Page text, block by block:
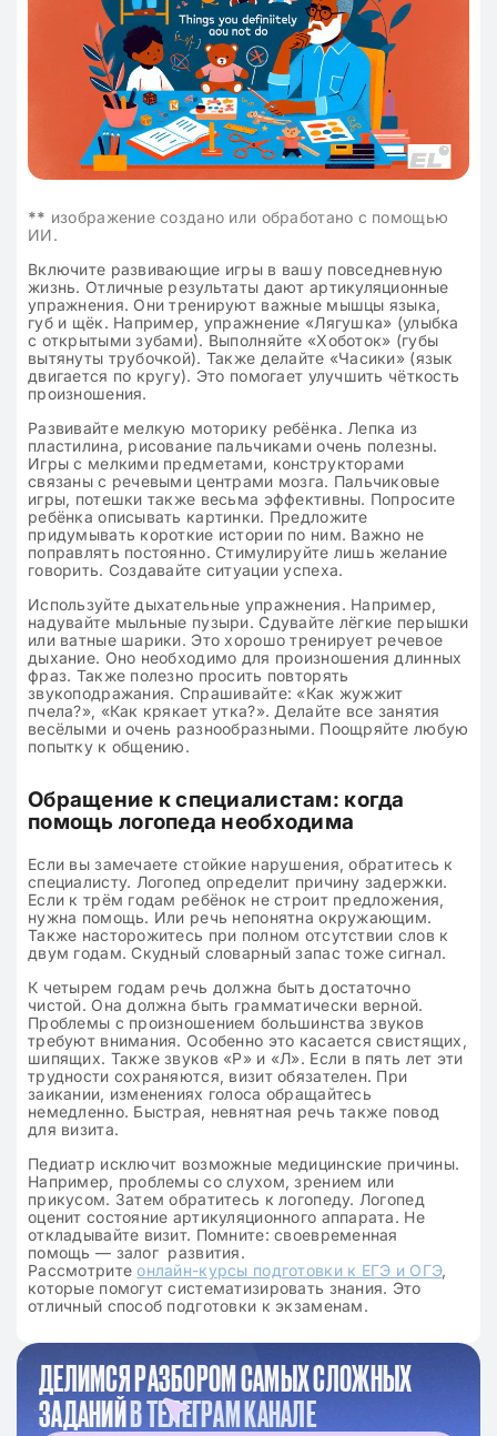
** изображение создано или обработано с помощью
ИИ.
Включите развивающие игры в вашу повседневную
жизнь. Отличные результаты дают артикуляционные
упражнения. Они тренируют важные мышцы языка,
губ и щёк. Например, упражнение «Лягушка» (улыбка
с открытыми зубами). Выполняйте «Хоботок» (губы
вытянуты трубочкой). Также делайте «Часики» (язык
двигается по кругу). Это помогает улучшить чёткость
произношения.
Развивайте мелкую моторику ребёнка. Лепка из
пластилина, рисование пальчиками очень полезны.
Игры с мелкими предметами, конструкторами
связаны с речевыми центрами мозга. Пальчиковые
игры, потешки также весьма эффективны. Попросите
ребёнка описывать картинки. Предложите
придумывать короткие истории по ним. Важно не
поправлять постоянно. Стимулируйте лишь желание
говорить. Создавайте ситуации успеха.
Используйте дыхательные упражнения. Например,
надувайте мыльные пузыри. Сдувайте лёгкие перышки
или ватные шарики. Это хорошо тренирует речевое
дыхание. Оно необходимо для произношения длинных
фраз. Также полезно просить повторять
звукоподражания. Спрашивайте: «Как жужжит
пчела?», «Как крякает утка?». Делайте все занятия
весёлыми и очень разнообразными. Поощряйте любую
попытку к общению.
Обращение к специалистам: когда
помощь логопеда необходима
Если вы замечаете стойкие нарушения, обратитесь к
специалисту. Логопед определит причину задержки.
Если к трём годам ребёнок не строит предложения,
нужна помощь. Или речь непонятна окружающим.
Также насторожитесь при полном отсутствии слов к
двум годам. Скудный словарный запас тоже сигнал.
К четырем годам речь должна быть достаточно
чистой. Она должна быть грамматически верной.
Проблемы с произношением большинства звуков
требуют внимания. Особенно это касается свистящих,
шипящих. Также звуков «Р» и «Л». Если в пять лет эти
трудности сохраняются, визит обязателен. При
заикании, изменениях голоса обращайтесь
немедленно. Быстрая, невнятная речь также повод
для визита.
Педиатр исключит возможные медицинские причины.
Например, проблемы со слухом, зрением или
прикусом. Затем обратитесь к логопеду. Логопед
оценит состояние артикуляционного аппарата. Не
откладывайте визит. Помните: своевременная
помощь — залог развития.
Рассмотритеонлайн-курсы подготовки к ЕГЭ и ОГЭ,
которые помогут систематизировать знания. Это
отличный способ подготовки к экзаменам.
ДЕЛИМСЯ РАЗБОРОМ САМЫХ СЛОЖНЫХ
ЗАДАНИЙВ ТЕЛЕГРАМ КАНАЛЕ